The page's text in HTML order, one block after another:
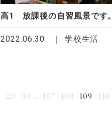
高1 放課後の自習風景です。
2022.06.30 学校生活
20 30 ... 107 108 109 110